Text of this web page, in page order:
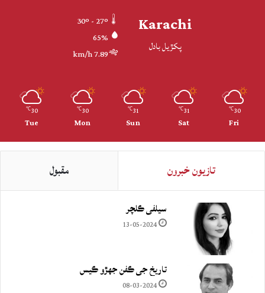
Karachi
پکڙيل بادل
65%
7.89 km/h
30
℃
Fri
31
℃
Sat
31
℃
Sun
30
℃
Mon
30
℃
Tue
تازيون خبرون مقبول
سيلفي ڪلچر
13-05-2024
تاريخ جي ڪفن جھڙو ڪيس
08-03-2024